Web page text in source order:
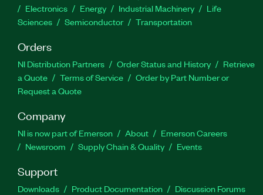
Electronics
Energy Industrial Machinery
Life
Sciences
Semiconductor Transportation
Orders
NI Distribution Partners Order Status and History
Retrieve
a Quote
Terms of Service
Order by Part Number or
Request a Quote
Company
NI is now part of Emerson About
Emerson Careers
Newsroom
Supply Chain & Quality Events
Support
Downloads Product Documentation
Discussion Forums